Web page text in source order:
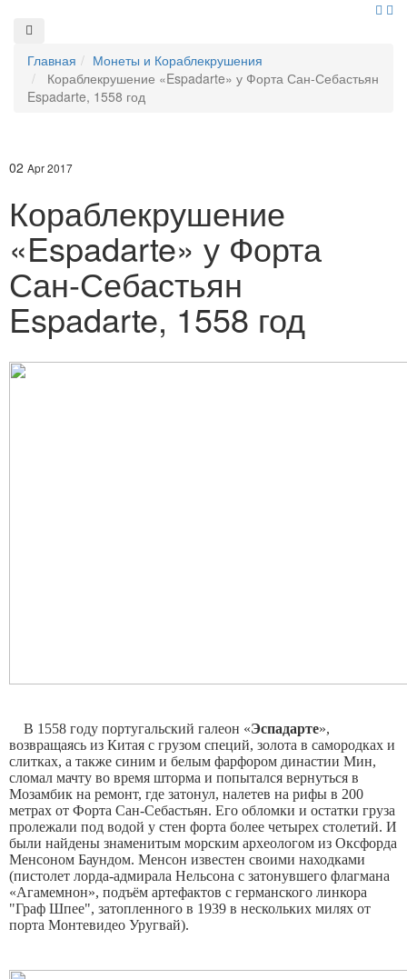
Главная
Монеты и Кораблекрушения
Кораблекрушение «Espadarte» у Форта Сан-Себастьян
Espadarte, 1558 год
02 Apr 2017
Кораблекрушение
«Espadarte» у Форта
Сан-Себастьян
Espadarte, 1558 год
В 1558 году португальский галеон «Эспадарте»,
возвращаясь из Китая с грузом специй, золота в самородках и
слитках, а также синим и белым фарфором династии Мин,
сломал мачту во время шторма и попытался вернуться в
Мозамбик на ремонт, где затонул, налетев на рифы в 200
метрах от Форта Сан-Себастьян. Его обломки и остатки груза
пролежали под водой у стен форта более четырех столетий. И
были найдены знаменитым морским археологом из Оксфорда
Менсоном Баундом. Менсон известен своими находками
(пистолет лорда-адмирала Нельсона с затонувшего флагмана
«Агамемнон», подъём артефактов с германского линкора
"Граф Шпее", затопленного в 1939 в нескольких милях от
порта Монтевидео Уругвай).